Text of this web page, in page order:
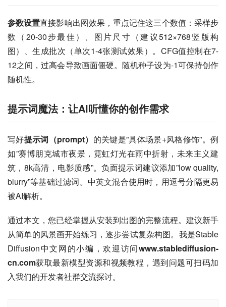
参数设置直接影响出图效果，重点记住这三个数值：采样步
数（20-30步最佳）、图片尺寸（建议512×768竖版构
图）、生成批次（单次1-4张测试效果）。CFG值控制在7-
12之间，过高会导致画面僵硬。随机种子设为-1可保持创作
随机性。
提示词魔法：让AI听懂你的创作需求
写好提示词（prompt） 的关键是”具体场景+风格修饰”。例
如”赛博朋克城市夜景，霓虹灯光在雨中折射，未来主义建
筑，8k高清，电影质感”。负面提示词建议添加”low quality,
blurry”等基础过滤词。中英文混合使用时，用逗号分隔更易
被AI解析。
通过本文，您已经掌握从安装到出图的完整流程。建议新手
从简单的风景画开始练习，逐步尝试复杂构图。我是Stable
Diffusion中文网的小编，欢迎访问www.stablediffusion-
cn.com获取最新模型资源和视频教程，遇到问题可扫码加
入我们的开发者社群交流探讨。